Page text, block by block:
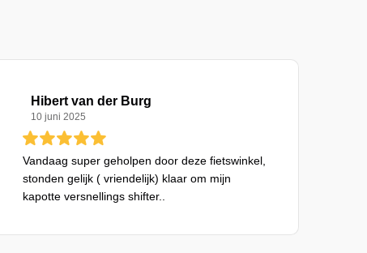
Hibert van der Burg
10 juni 2025
Vandaag super geholpen door deze fietswinkel,
stonden gelijk ( vriendelijk) klaar om mijn
kapotte versnellings shifter..